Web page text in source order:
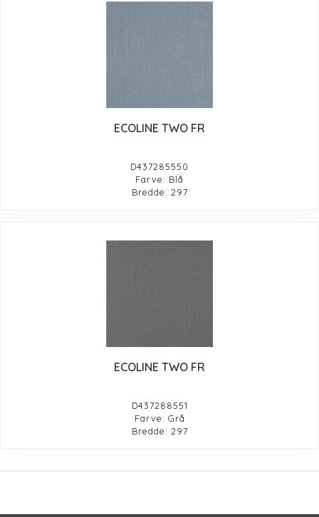
ECOLINE TWO FR
D437285550
Farve: Blå
Bredde: 297
ECOLINE TWO FR
D437288551
Farve: Grå
Bredde: 297